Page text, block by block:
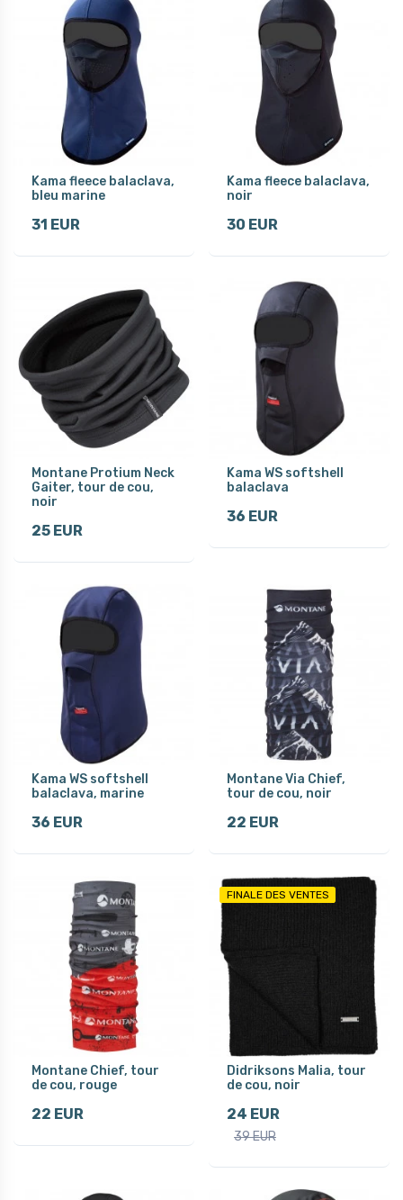
Kama fleece balaclava,
bleu marine
31 EUR
Kama fleece balaclava,
noir
30 EUR
Montane Protium Neck
Gaiter, tour de cou,
noir
25 EUR
Kama WS softshell
balaclava
36 EUR
Kama WS softshell
balaclava, marine
36 EUR
Montane Via Chief,
tour de cou, noir
22 EUR
Montane Chief, tour
de cou, rouge
22 EUR
FINALE DES VENTES
Didriksons Malia, tour
de cou, noir
24 EUR
39 EUR